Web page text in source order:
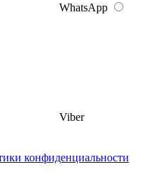
WhatsApp
Viber
конфиденциальности